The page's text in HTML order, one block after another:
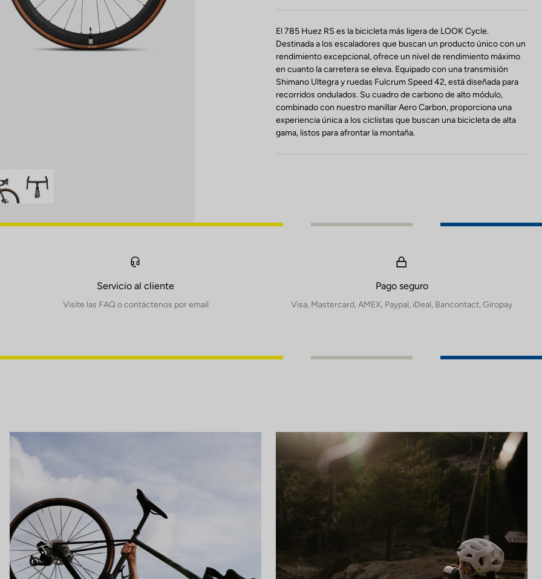
El 785 Huez RS es la bicicleta más ligera de LOOK Cycle.
Destinada a los escaladores que buscan un producto único con un
rendimiento excepcional, ofrece un nivel de rendimiento máximo
en cuanto la carretera se eleva. Equipado con una transmisión
Shimano Ultegra y ruedas Fulcrum Speed 42, está diseñada para
recorridos ondulados. Su cuadro de carbono de alto módulo,
combinado con nuestro manillar Aero Carbon, proporciona una
experiencia única a los ciclistas que buscan una bicicleta de alta
gama, listos para afrontar la montaña.
Servicio al cliente
Visite las FAQ o contáctenos por email
Pago seguro
Visa, Mastercard, AMEX, Paypal, iDeal, Bancontact, Giropay